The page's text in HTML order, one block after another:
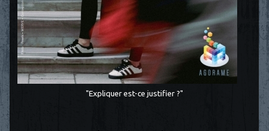
"Expliquer est-ce justifier ?"